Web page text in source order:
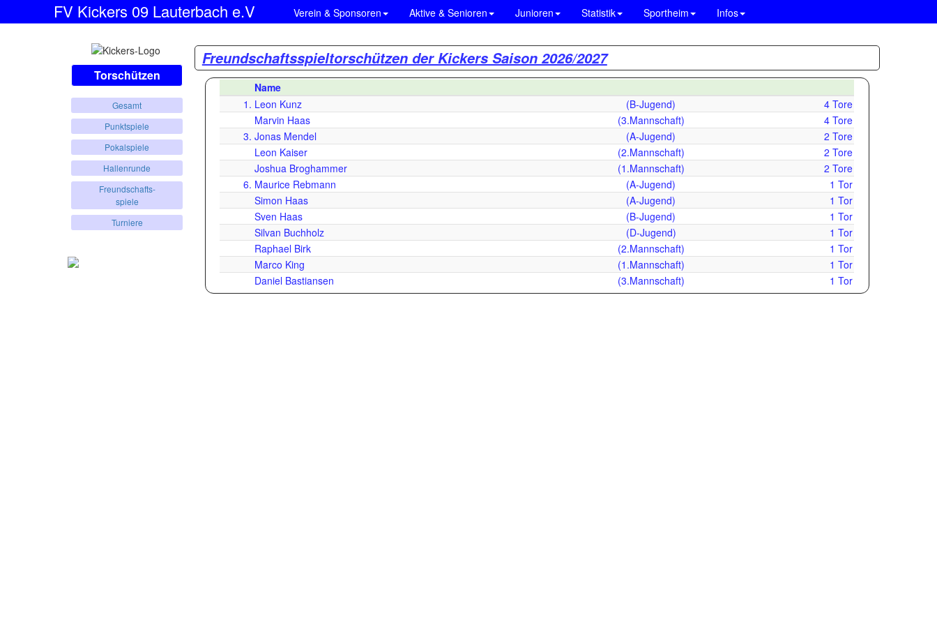
FV Kickers 09 Lauterbach e.V Verein & Sponsoren Aktive & Senioren Junioren Statistik Sportheim Infos
Torschützen
Gesamt
Punktspiele
Pokalspiele
Hallenrunde
Freundschafts-
spiele
Turniere
Freundschaftsspieltorschützen der Kickers Saison 2026/2027
Name
1. Leon Kunz (B-Jugend)
4 Tore
Marvin Haas
(3.Mannschaft)
4 Tore
3. Jonas Mendel (A-Jugend)
2 Tore
Leon Kaiser
(2.Mannschaft)
2 Tore
Joshua Broghammer
(1.Mannschaft)
2 Tore
6. Maurice Rebmann (A-Jugend)
1 Tor
Simon Haas
(A-Jugend)
1 Tor
Sven Haas
(B-Jugend)
1 Tor
Silvan Buchholz
(D-Jugend)
1 Tor
Raphael Birk
(2.Mannschaft)
1 Tor
Marco King
(1.Mannschaft)
1 Tor
Daniel Bastiansen
(3.Mannschaft) 1 Tor